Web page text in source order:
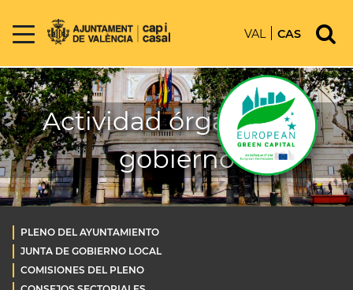
VAL CAS
Actividad órganos de
gobierno
PLENO DEL AYUNTAMIENTO
JUNTA DE GOBIERNO LOCAL
COMISIONES DEL PLENO